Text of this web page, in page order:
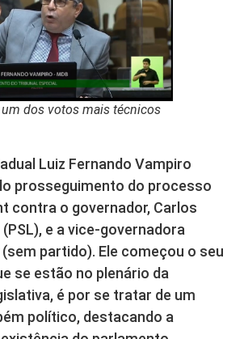
dos votos mais técnicos
Luiz Fernando Vampiro
prosseguimento do processo
contra o governador, Carlos
e a vice-governadora
(sem partido). Ele começou o seu
se estão no plenário da
é por se tratar de um
político, destacando a